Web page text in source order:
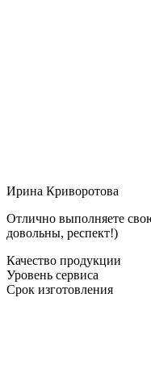
Ирина Криворотова
Отлично выполняете
довольны, респект!)
Качество продукции
Уровень сервиса
Срок изготовления